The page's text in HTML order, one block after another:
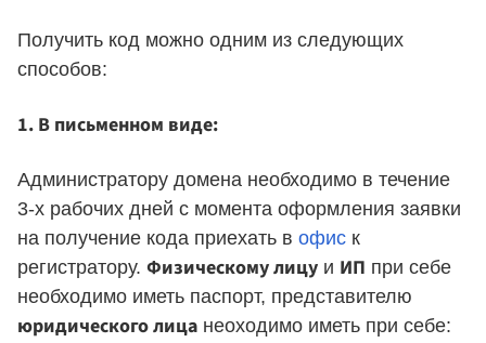
Получить код можно одним из следующих
способов:
1. В письменном виде:
Администратору домена необходимо в течение
3-х рабочих дней с момента оформления заявки
на получение кода приехать в офис к
регистратору. Физическому лицу и ИП при себе
необходимо иметь паспорт, представителю
юридического лица неоходимо иметь при себе: